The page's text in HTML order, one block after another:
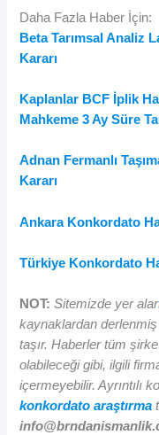
Daha Fazla Haber İçin:
Beta Tarımsal Analiz
Kararı
Kaplanlar BCF İplik
Mahkeme 3 Ay Süre
Adnan Fermanlı
Kararı
Ankara Konkordato
Türkiye Konkordato
NOT:Sitemizde yer
kaynaklardan
taşır. Haberler tüm
olabileceği gibi, ilgili
içermeyebilir. Ayrıntılı
konkordato araştırma